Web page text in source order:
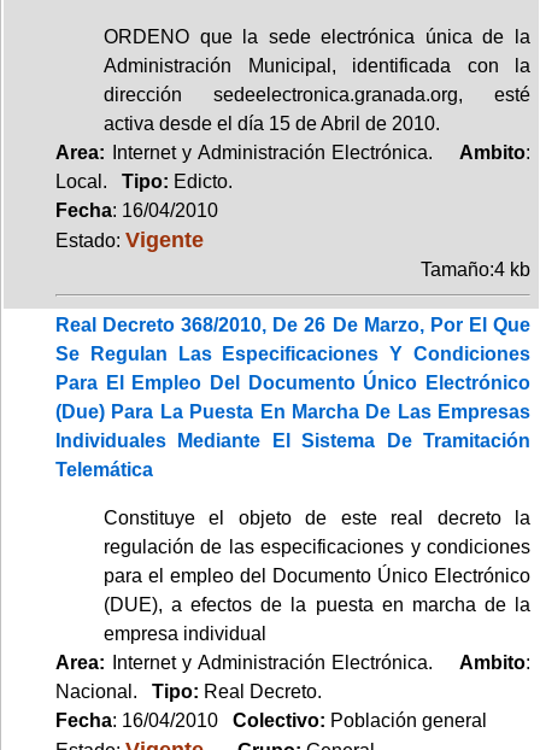
ORDENO que la sede electrónica única de la
Administración Municipal, identificada con la
dirección sedeelectronica.granada.org, esté
activa desde el día 15 de Abril de 2010.
Area: Internet y Administración Electrónica. Ambito:
Local. Tipo: Edicto.
Fecha: 16/04/2010
Estado: Vigente
Tamaño:4 kb
Real Decreto 368/2010, De 26 De Marzo, Por El Que
Se Regulan Las Especificaciones Y Condiciones
Para El Empleo Del Documento Único Electrónico
(Due) Para La Puesta En Marcha De Las Empresas
Individuales Mediante El Sistema De Tramitación
Telemática
Constituye el objeto de este real decreto la
regulación de las especificaciones y condiciones
para el empleo del Documento Único Electrónico
(DUE), a efectos de la puesta en marcha de la
empresa individual
Area: Internet y Administración Electrónica. Ambito:
Nacional. Tipo: Real Decreto.
Fecha: 16/04/2010 Colectivo: Población general